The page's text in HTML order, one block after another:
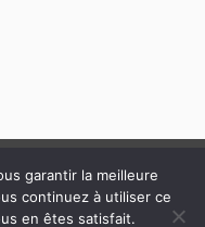
garantir la meilleure
continuez à utiliser ce
en êtes satisfait.